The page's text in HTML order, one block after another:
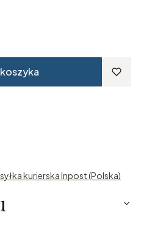
kurierska Inpost (Polska)